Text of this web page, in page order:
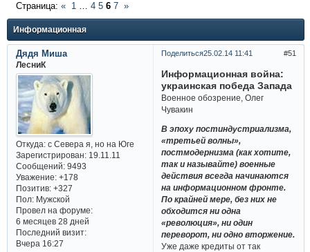
Информационная
Страница: « 1 … 4 5 6 7 »
Поделиться 51
25.02.14 11:41
Дядя Миша
ЛесниК
Откуда:с Севера я, но на Юге
Зарегистрирован: 19.11.11
Сообщений:9493
Уважение: +178
Позитив: +327
Пол:Мужской
Провел на форуме:
6 месяцев 28 дней
Последний визит:
Вчера 16:27
Информационная война:
украинская победа Запада
Военное обозрение, Олег
Чувакин
В эпоху постиндустриализма,
«третьей волны»,
постмодернизма (как хотите,
так и называйте) военные
действия всегда начинаются
на информационном фронте.
По крайней мере, без них не
обходится ни одна
«революция», ни один
переворот, ни одно вторжение.
Уже даже кредиты от так